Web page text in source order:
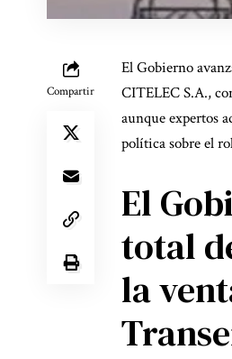
Compartir
El Gobierno
CITELEC S.A.,
aunque expertos
política sobre el
El
total
la